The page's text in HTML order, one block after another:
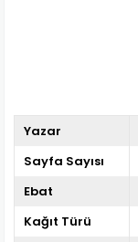
Yazar
Sayfa Sayısı
Ebat
Kağıt Türü